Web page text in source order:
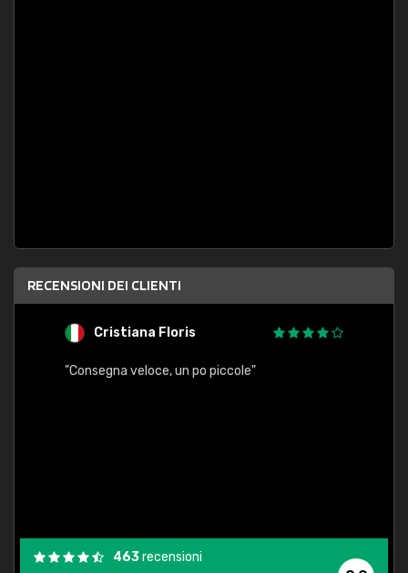
RECENSIONI DEI CLIENTI
Cristiana Floris
"Consegna veloce, un po piccole"
463recensioni